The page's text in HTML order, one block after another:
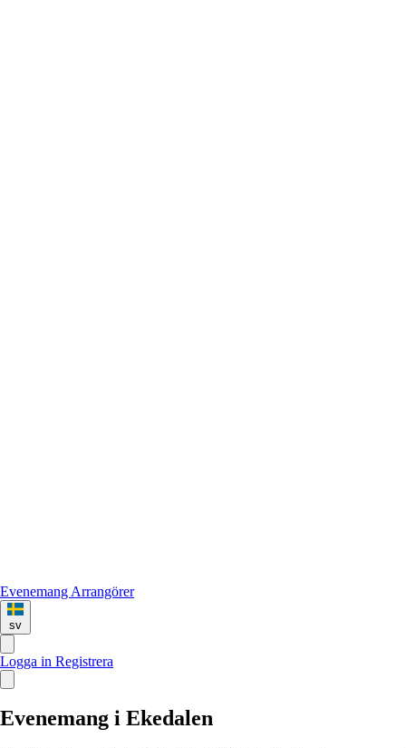
Evenemang Arrangörer
sv
Logga in Registrera
Evenemang i Ekedalen